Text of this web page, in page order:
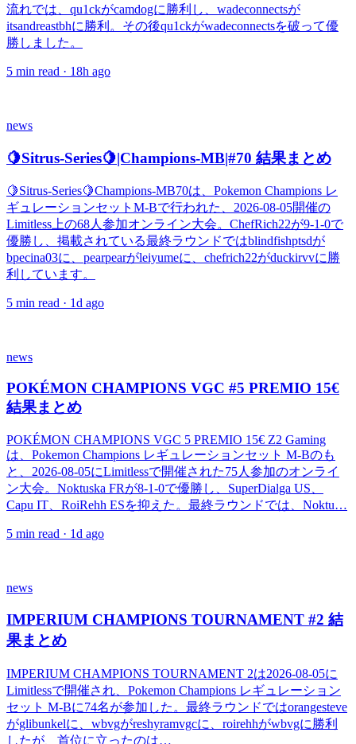
流れでは、qu1ckがcamdogに勝利し、wadeconnectsが
itsandreastbhに勝利。その後qu1ckがwadeconnectsを破って優
勝しました。
5 min read · 18h ago
news
🍋Sitrus-Series🍋|Champions-MB|#70 結果まとめ
🍋Sitrus-Series🍋Champions-MB70は、Pokemon Champions レ
ギュレーションセットM-Bで行われた、2026-08-05開催の
Limitless上の68人参加オンライン大会。ChefRich22が9-1-0で
優勝し、掲載されている最終ラウンドではblindfishptsdが
bpecina03に、pearpearがleiyumeに、chefrich22がduckirvvに勝
利しています。
5 min read · 1d ago
news
POKÉMON CHAMPIONS VGC #5 PREMIO 15€
結果まとめ
POKÉMON CHAMPIONS VGC 5 PREMIO 15€ Z2 Gaming
は、Pokemon Champions レギュレーションセット M-Bのも
と、2026-08-05にLimitlessで開催された75人参加のオンライ
ン大会。Noktuska FRが8-1-0で優勝し、SuperDialga US、
Capu IT、RoiRehh ESを抑えた。最終ラウンドでは、Noktu…
5 min read · 1d ago
news
IMPERIUM CHAMPIONS TOURNAMENT #2 結
果まとめ
IMPERIUM CHAMPIONS TOURNAMENT 2は2026-08-05に
Limitlessで開催され、Pokemon Champions レギュレーション
セット M-Bに74名が参加した。最終ラウンドではorangesteve
がglibunkelに、wbvgがreshyramvgcに、roirehhがwbvgに勝利
したが、首位に立ったのは…